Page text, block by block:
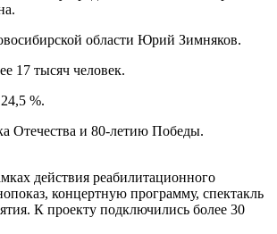
области Юрий Зимняков.
17 тысяч человек.
%.
Отечества и 80-летию Победы.
действия реабилитационного
концертную программу, спектакль
К проекту подключились более 30